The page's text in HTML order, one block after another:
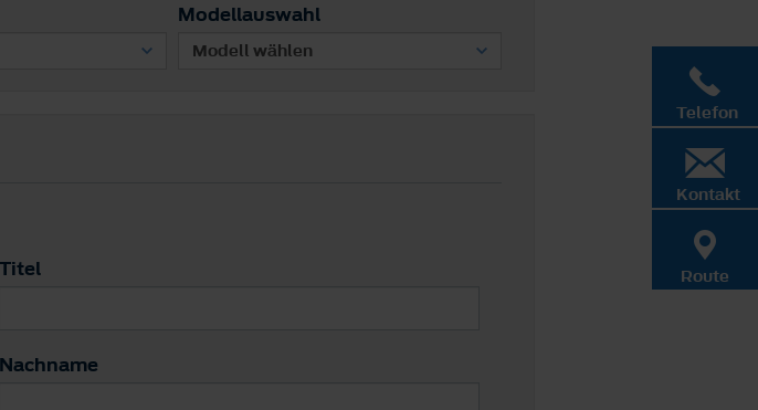
Modellauswahl
Titel
Nachname
Telefon
Kontakt
Route